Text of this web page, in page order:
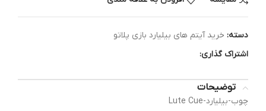
دسته: خرید آیتم های بیلیارد بازی پلاتو
اشتراک گذاری:
توضیحات
چوب-بیلیارد-Lute Cue